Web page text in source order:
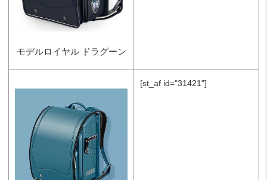
モデルロイヤル ドラグーン
[st_af id="31421"]